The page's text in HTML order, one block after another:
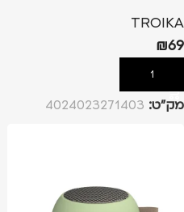
TROIKA
₪69
הוספה לסל
מק”ט: 4024023271403